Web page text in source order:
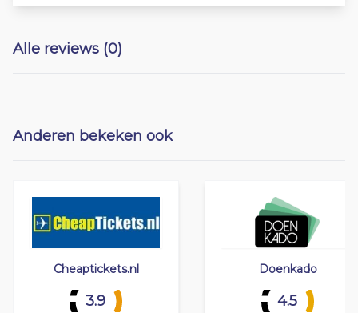
Alle reviews (0)
Anderen bekeken ook
Cheaptickets.nl
3.9
Doenkado
4.5